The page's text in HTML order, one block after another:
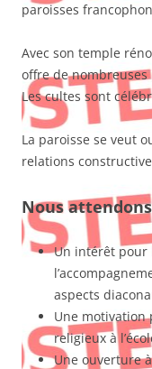
paroisses
Avec son temple
offre de nombreuses
Les cultes sont
La paroisse se veut
relations
Nous
Un intérêt pour
aspects
Une motivation
religieux à
Une ouverture